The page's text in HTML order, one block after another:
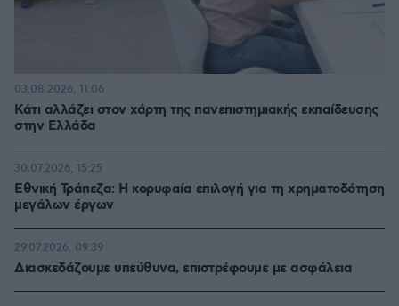
Κάτι αλλάζει στον χάρτη της πανεπιστημιακής εκπαίδευσης
στην Ελλάδα
03.08.2026, 11:06
Εθνική Τράπεζα: Η κορυφαία επιλογή για τη χρηματοδότηση
μεγάλων έργων
30.07.2026, 15:25
Διασκεδάζουμε υπεύθυνα, επιστρέφουμε με ασφάλεια
29.07.2026, 09:39